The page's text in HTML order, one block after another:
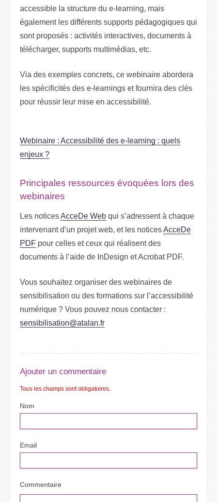
accessible la structure du e-learning, mais
également les différents supports pédagogiques qui
sont proposés : activités interactives, documents à
télécharger, supports multimédias, etc.
Via des exemples concrets, ce webinaire abordera
les spécificités des e-learnings et fournira des clés
pour réussir leur mise en accessibilité.
Webinaire : Accessibilité des e-learning : quels
enjeux ?
Principales ressources évoquées lors des
webinaires
Les noticesAcceDe Web qui s’adressent à chaque
intervenant d’un projet web, et les noticesAcceDe
PDF pour celles et ceux qui réalisent des
documents à l’aide de InDesign et Acrobat PDF.
Vous souhaitez organiser des webinaires de
sensibilisation ou des formations sur l’accessibilité
numérique ? Vous pouvez nous contacter :
sensibilisation@atalan.fr
Ajouter un commentaire
Tous les champs sont obligatoires.
Nom
Email
Commentaire